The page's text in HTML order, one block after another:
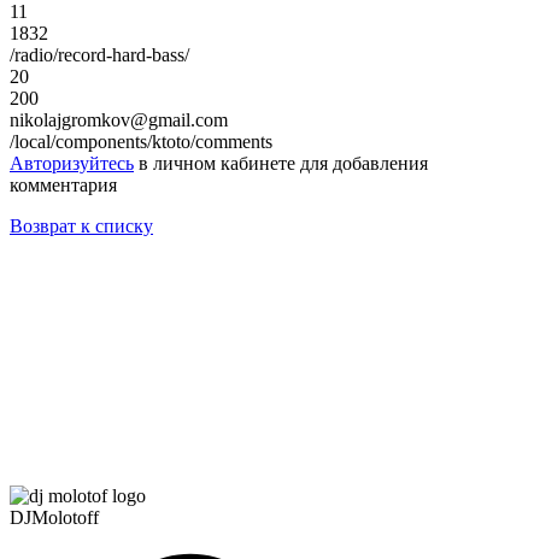
11
1832
/radio/record-hard-bass/
20
200
nikolajgromkov@gmail.com
/local/components/ktoto/comments
Авторизуйтесь в личном кабинете для добавления
комментария
Возврат к списку
DJMolotoff